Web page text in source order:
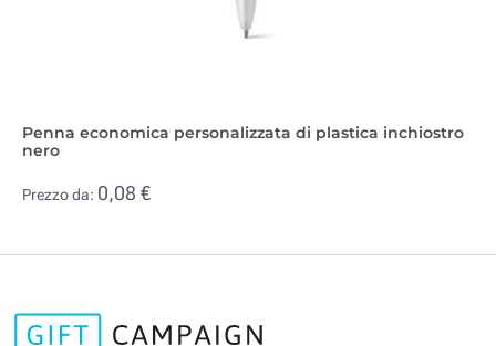
Penna economica personalizzata di plastica inchiostro
nero
Prezzo da: 0,08 €